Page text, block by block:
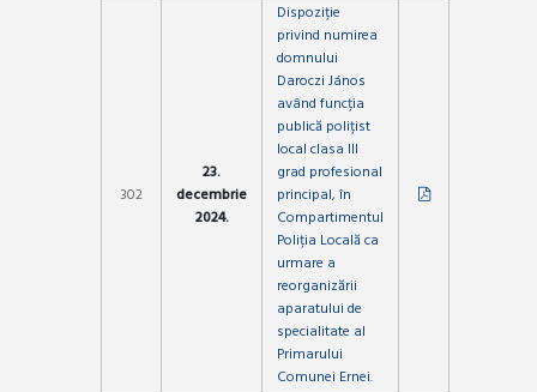
302
23.
decembrie
2024.
Dispoziție
privind numirea
domnului
Daroczi János
având funcția
publică polițist
local clasa III
grad profesional
principal, în
Compartimentul
Poliția Locală ca
urmare a
reorganizării
aparatului de
specialitate al
Primarului
Comunei Ernei.